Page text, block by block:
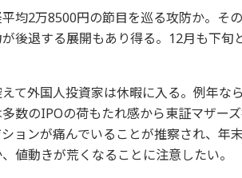
均2万8500円の節目を巡る攻防か。そ
後退する展開もあり得る。12月も下旬
て外国人投資家は休暇に入る。例年な
数のIPOの荷もたれ感から東証マザー
ョンが痛んでいることが推察され、年
値動きが荒くなることに注意したい。